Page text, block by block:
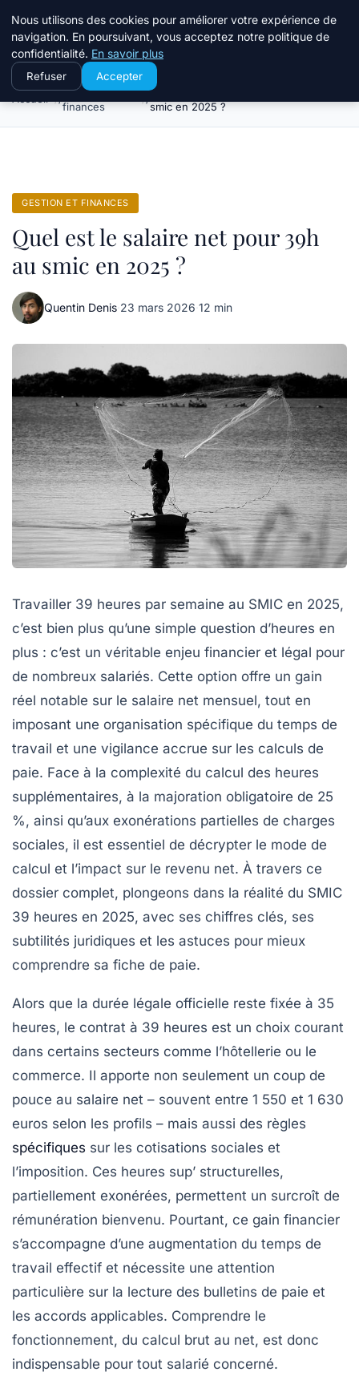
Travail Saisonnier
Gestion et
finances
Quel est le salaire net pour 39h au
smic en 2025 ?
GESTION ET FINANCES
Quel est le salaire net pour 39h
au smic en 2025 ?
Quentin Denis·23 mars 2026·12 min
Travailler 39 heures par semaine au SMIC en 2025,
c’est bien plus qu’une simple question d’heures en
plus : c’est un véritable enjeu financier et légal pour
de nombreux salariés. Cette option offre un gain
réel notable sur le salaire net mensuel, tout en
imposant une organisation spécifique du temps de
travail et une vigilance accrue sur les calculs de
paie. Face à la complexité du calcul des heures
supplémentaires, à la majoration obligatoire de 25
%, ainsi qu’aux exonérations partielles de charges
sociales, il est essentiel de décrypter le mode de
calcul et l’impact sur le revenu net. À travers ce
dossier complet, plongeons dans la réalité du SMIC
39 heures en 2025, avec ses chiffres clés, ses
subtilités juridiques et les astuces pour mieux
comprendre sa fiche de paie.
Alors que la durée légale officielle reste fixée à 35
heures, le contrat à 39 heures est un choix courant
dans certains secteurs comme l’hôtellerie ou le
commerce. Il apporte non seulement un coup de
pouce au salaire net – souvent entre 1 550 et 1 630
euros selon les profils – mais aussi des règles
spécifiques sur les cotisations sociales et
l’imposition. Ces heures sup’ structurelles,
partiellement exonérées, permettent un surcroît de
rémunération bienvenu. Pourtant, ce gain financier
s’accompagne d’une augmentation du temps de
travail effectif et nécessite une attention
particulière sur la lecture des bulletins de paie et
les accords applicables. Comprendre le
fonctionnement, du calcul brut au net, est donc
indispensable pour tout salarié concerné.
Nous utilisons des cookies pour améliorer votre expérience de
navigation. En poursuivant, vous acceptez notre politique de
confidentialité. En savoir plus
Refuser Accepter